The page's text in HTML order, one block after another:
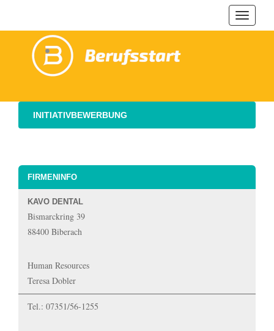
ein-/
INITIATIVBEWERBUNG
FIRMENINFO
KAVO DENTAL
Bismarckring 39
88400 Biberach
Human Resources
Teresa Dobler
Tel.: 07351/56-1255